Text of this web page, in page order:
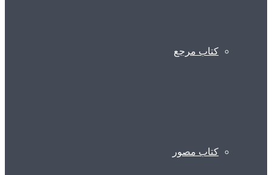
کتاب مرجع
کتاب مصور